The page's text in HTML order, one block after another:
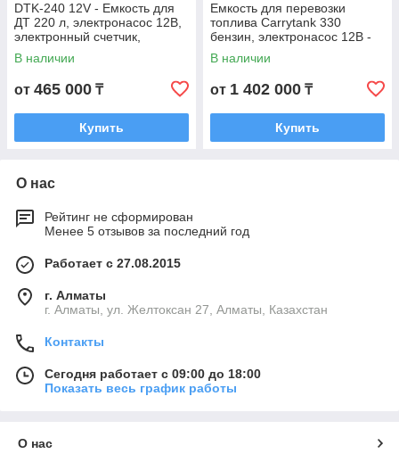
DTK-240 12V - Емкость для
ДТ 220 л, электронасос 12В,
электронный счетчик,
пистолет-автомат
В наличии
от 465 000 ₸
Купить
Емкость для перевозки
топлива Carrytank 330
бензин, электронасос 12В -
50 л/мин, 4 м шланг,
пистолет-автомат
В наличии
от 1 402 000 ₸
Купить
О нас
Рейтинг не сформирован
Менее 5 отзывов за последний год
Работает с 27.08.2015
г. Алматы
г. Алматы, ул. Желтоксан 27, Алматы, Казахстан
Контакты
Сегодня работает с 09:00 до 18:00
Показать весь график работы
О нас